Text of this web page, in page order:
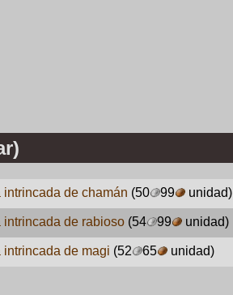
intrincada de chamán (50 99 unidad)
intrincada de rabioso(54 99 unidad)
intrincada de magi (52 65 unidad)